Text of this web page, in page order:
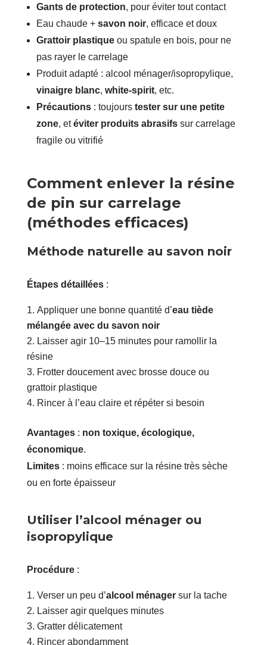
Gants de protection, pour éviter tout contact
Eau chaude + savon noir, efficace et doux
Grattoir plastiqueou spatule en bois, pour ne
pas rayer le carrelage
Produit adapté : alcool ménager/isopropylique,
vinaigre blanc, white‑spirit, etc.
Précautions: toujours tester sur une petite
zone, etéviter produits abrasifssur carrelage
fragile ou vitrifié
Comment enlever la résine
de pin sur carrelage
(méthodes efficaces)
Méthode naturelle au savon noir
Étapes détaillées:
Appliquer une bonne quantité d’eau tiède
mélangée avec du savon noir
Laisser agir 10–15 minutes pour ramollir la
résine
Frotter doucement avec brosse douce ou
grattoir plastique
Rincer à l’eau claire et répéter si besoin
Avantages: non toxique, écologique,
économique.
Limites: moins efficace sur la résine très sèche
ou en forte épaisseur
Utiliser l’alcool ménager ou
isopropylique
Procédure:
Verser un peu d’alcool ménagersur la tache
Laisser agir quelques minutes
Gratter délicatement
Rincer abondamment